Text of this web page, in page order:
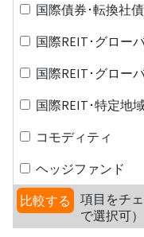
国際債券･転換社
国際REIT･グロー
国際REIT･グロー
国際REIT･特定地
コモディティ
ヘッジファンド
比較する
項目をチ
で選択可）